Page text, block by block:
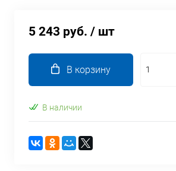
5 243 руб. / шт
В корзину
В наличии